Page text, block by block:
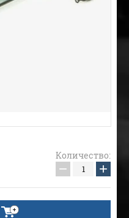
Количество:
− +